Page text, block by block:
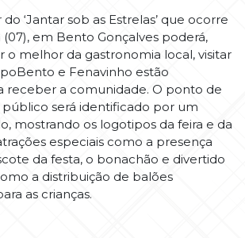
‘Jantar sob as Estrelas’ que ocorre
(07), em Bento Gonçalves poderá,
o melhor da gastronomia local, visitar
e Fenavinho estão
receber a comunidade. O ponto de
será identificado por um
mostrando os logotipos da feira e da
especiais como a presença
da festa, o bonachão e divertido
a distribuição de balões
as crianças.